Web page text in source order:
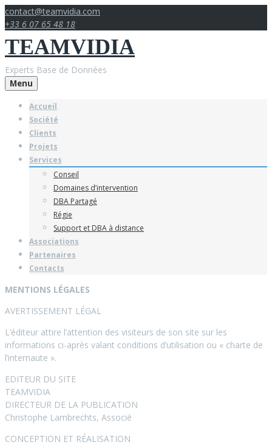
Skip
to
contact@teamvidia.com
+33 6 07 65 48 18
TEAMVIDIA
Experts Base de Données
Menu
Accueil
Société
Clients
Projets
Services
Conseil
Domaines d’intervention
DBA Partagé
Régie
Support et DBA à distance
Associations
Partenaires
Contacts
LEGACY
MENTIONS LÉGALES
AVERTISSEMENT LÉGAL
L’éditeur attire l’attention des visiteurs de son site sur les
informations ci-après valant conditions d’utilisation ou « charte de
l’internaute ».
EDITEUR DU SITE
TEAMVIDIA
DIRECTEUR DE LA PUBLICATION
Christophe Lambrechts, Associé
CONCEPTION ET RÉALISATION